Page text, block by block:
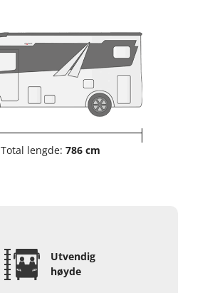
Total lengde: 786 cm
Utvendig
høyde